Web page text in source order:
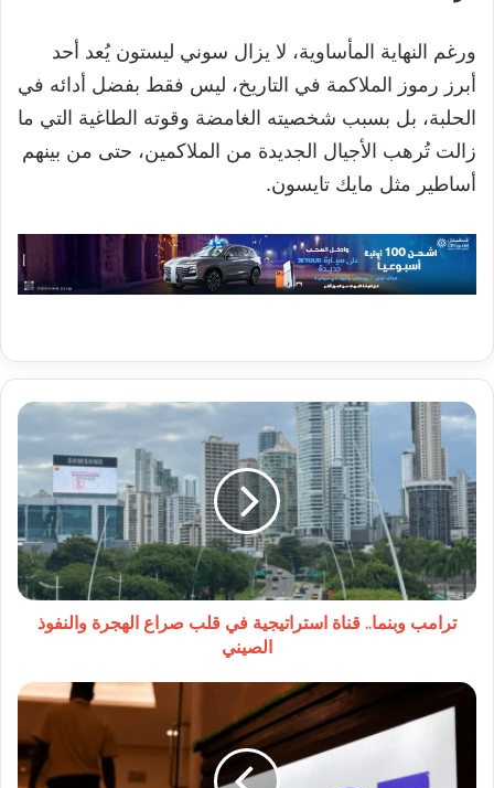
ورغم النهاية المأساوية، لا يزال سوني ليستون يُعد أحد
أبرز رموز الملاكمة في التاريخ، ليس فقط بفضل أدائه في
الحلبة، بل بسبب شخصيته الغامضة وقوته الطاغية التي ما
زالت تُرهب الأجيال الجديدة من الملاكمين، حتى من بينهم
أساطير مثل مايك تايسون.
ترامب
وبنما..
استراتيجية
في
قلب
صراع
الهجرة
والنفوذ
الصيني
ترامب وبنما.. قناة استراتيجية في قلب صراع الهجرة والنفوذ
الصيني
الأسهم
الهندية
تحت
ضغط...